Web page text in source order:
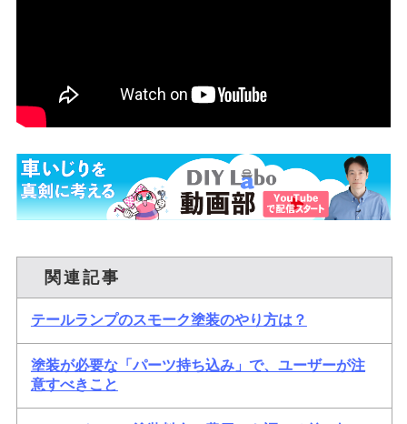
関連記事
テールランプのスモーク塗装のやり方は？
塗装が必要な「パーツ持ち込み」で、ユーザーが注
意すべきこと